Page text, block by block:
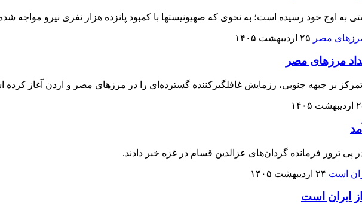
به اوج خود رسیده است؛ به نحوی که صهیونیستها با کمبود پانزده هزار نفری نیرو مواجه
۲۵ اردیبهشت ۱۴۰۵
مرزهای مصر
تمرکز بر جبهه جنوبی، رزمایش غافلگیرکننده گسترده‌ای را در مرزهای مصر و اردن آغاز
۱۴۰۵
پی ترور فرمانده گردان‌های عزالدین قسام در غزه خبر دادند.
۲۴ اردیبهشت ۱۴۰۵
ایران است